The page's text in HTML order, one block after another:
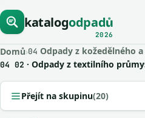
katalogodpadů
2026
Domů›04 Odpady z kožedělného
04 02 · Odpady z textilního
Přejít na skupinu(20)